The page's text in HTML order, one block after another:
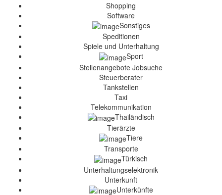
Shopping
Software
Sonstiges
Speditionen
Spiele und Unterhaltung
Sport
Stellenangebote Jobsuche
Steuerberater
Tankstellen
Taxi
Telekommunikation
Thailändisch
Tierärzte
Tiere
Transporte
Türkisch
Unterhaltungselektronik
Unterkunft
Unterkünfte